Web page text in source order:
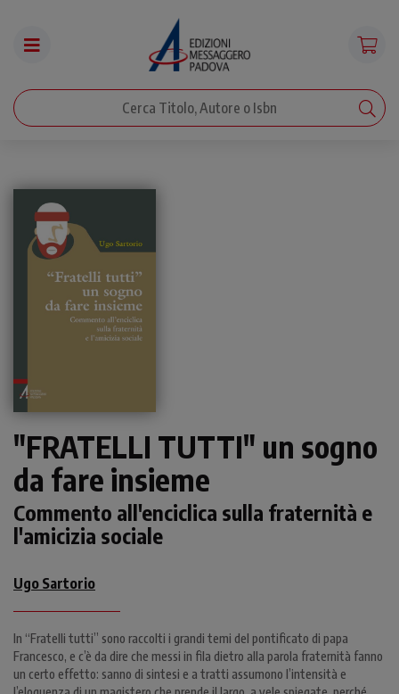
"FRATELLI TUTTI" un sogno
da fare insieme
Commento all'enciclica sulla fraternità e
l'amicizia sociale
Ugo Sartorio
In “Fratelli tutti” sono raccolti i grandi temi del pontificato di papa
Francesco, e c’è da dire che messi in fila dietro alla parola fraternità fanno
un certo effetto: sanno di sintesi e a tratti assumono l’intensità e